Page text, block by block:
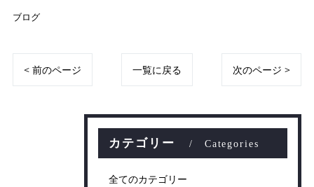
ブログ
< 前のページ 一覧に戻る 次のページ >
カテゴリー Categories
全てのカテゴリー